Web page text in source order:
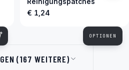
€ 1,24
OPTIONEN
(167 WEITERE)